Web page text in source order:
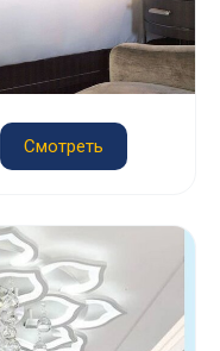
Смотреть